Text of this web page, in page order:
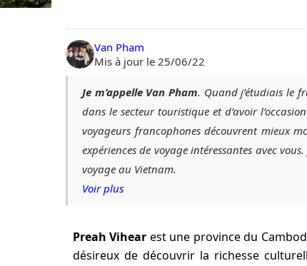
Van Pham
Mis à jour le 25/06/22
Je m’appelle Van Pham. Quand j’étudiais le
dans le secteur touristique et d’avoir
voyageurs francophones découvrent mieux
expériences de voyage intéressantes avec
voyage au Vietnam.
Voir plus
Preah Vihear est une province du
désireux de découvrir la richesse